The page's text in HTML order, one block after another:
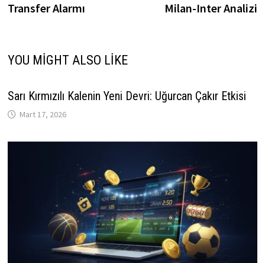
Transfer Alarmı
Milan-Inter Analizi
YOU MIGHT ALSO LIKE
Sarı Kırmızılı Kalenin Yeni Devri: Uğurcan Çakır Etkisi
Mart 17, 2026